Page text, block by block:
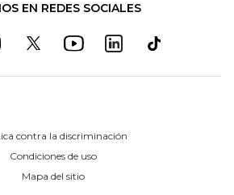
EN REDES SOCIALES
contra la discriminación
Condiciones de uso
Mapa del sitio